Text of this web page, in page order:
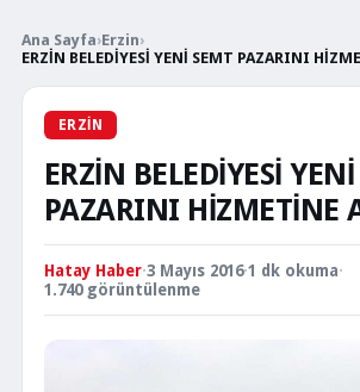
Ana Sayfa›Erzin›
ERZİN BELEDİYESİ YENİ SEMT PAZARINI
ERZIN
ERZİN BELEDİYESİ
PAZARINI HİZMETİNE
Hatay Haber·3 Mayıs 2016·1 dk okuma·
1.740 görüntülenme